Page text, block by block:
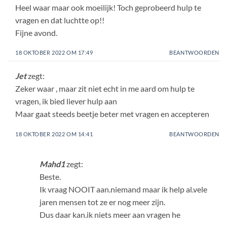
Heel waar maar ook moeilijk! Toch geprobeerd hulp te
vragen en dat luchtte op!!
Fijne avond.
18 OKTOBER 2022 OM 17:49 BEANTWOORDEN
Jetzegt:
Zeker waar , maar zit niet echt in me aard om hulp te
vragen, ik bied liever hulp aan
Maar gaat steeds beetje beter met vragen en accepteren
18 OKTOBER 2022 OM 14:41 BEANTWOORDEN
Mahd1zegt:
Beste.
Ik vraag NOOIT aan.niemand maar ik help al.vele
jaren mensen tot ze er nog meer zijn.
Dus daar kan.ik niets meer aan vragen he